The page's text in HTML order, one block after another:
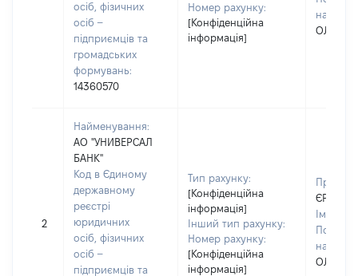
осіб, фізичних
осіб –
підприємців та
громадських
формувань:
14360570
Номер рахунку:
[Конфіденційна
інформація]
2
Найменування:
АО "УНИВЕРСАЛ
БАНК"
Код в Єдиному
державному
реєстрі
юридичних
осіб, фізичних
осіб –
підприємців та
Тип рахунку:
[Конфіденційна
інформація]
Інший тип рахунку:
Номер рахунку:
[Конфіденційна
інформація]
Ім'я:
По